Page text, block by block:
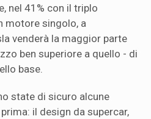
nel 41% con il triplo
motore singolo, a
venderà la maggior parte
ben superiore a quello - di
base.
state di sicuro alcune
il design da supercar,